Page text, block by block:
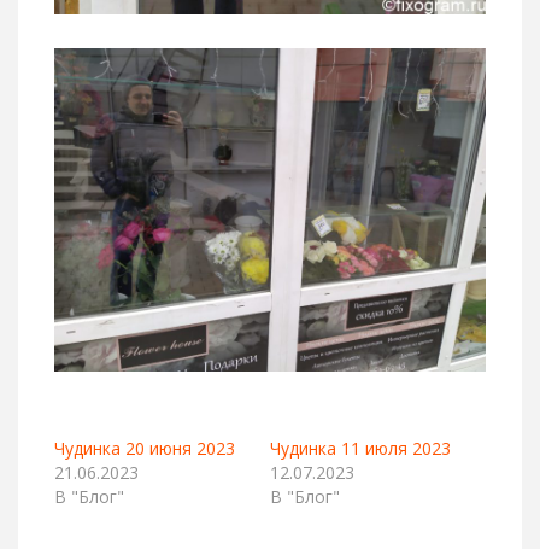
Чудинка 20 июня 2023
21.06.2023
В "Блог"
Чудинка 11 июля 2023
12.07.2023
В "Блог"